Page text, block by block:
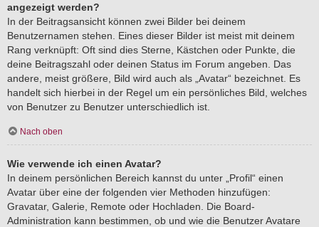
angezeigt werden?
In der Beitragsansicht können zwei Bilder bei deinem
Benutzernamen stehen. Eines dieser Bilder ist meist mit deinem
Rang verknüpft: Oft sind dies Sterne, Kästchen oder Punkte, die
deine Beitragszahl oder deinen Status im Forum angeben. Das
andere, meist größere, Bild wird auch als „Avatar“ bezeichnet. Es
handelt sich hierbei in der Regel um ein persönliches Bild, welches
von Benutzer zu Benutzer unterschiedlich ist.
Nach oben
Wie verwende ich einen Avatar?
In deinem persönlichen Bereich kannst du unter „Profil“ einen
Avatar über eine der folgenden vier Methoden hinzufügen:
Gravatar, Galerie, Remote oder Hochladen. Die Board-
Administration kann bestimmen, ob und wie die Benutzer Avatare